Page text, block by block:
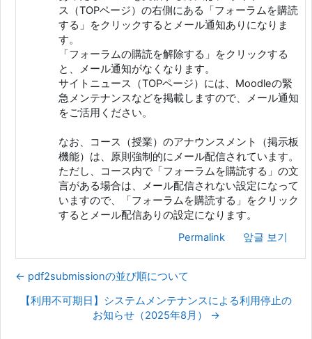
ス（TOPページ）の右側にある「フォーラムを購読
する」をクリックするとメール通知ありになりま
す。
「フォーラムの購読を解除する」をクリックする
と、メール通知がなくなります。
サイトニュース（TOPページ）には、Moodleの緊
急メンテナンスなどを掲載しますので、メール通知
をご活用ください。
なお、コース（授業）のアナウンスメント（掲示板
機能）は、原則強制的にメール配信されています。
ただし、コース内で「フォーラムを購読する」の文
言がある場合は、メール配信されない設定になって
いますので、「フォーラムを購読する」をクリック
するとメール配信ありの設定になります。
Permalink
앞글 보기
← pdf2submissionの並び順について
【利用不可期日】システムメンテナンスによる利用停止の
お知らせ（2025年8月） →